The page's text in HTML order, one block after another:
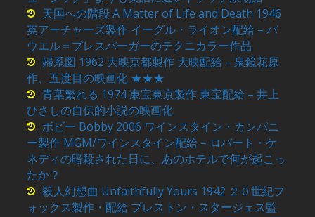
天国への階段 A Matter of Life and Death 1946
英アーチャーズ製作 イーグル・ライオン配給 – パ
ウエル＝プレスバーガーのテクニカラー作品
婦系図 1962 大映京都製作 大映配給 – 泉鏡花原
作、五度目の映画化 ★★★
青葉繁れる 1974 東宝東京製作 東宝配給 – 井上
ひさしの自伝的小説の映画化
ボビー Bobby 2006 ワインスタイン・カンパニ
ー製作 MGM/ワインスタイン配給 – ロバート・ケ
ネディの暗殺された日に、あのホテルで何が起こっ
たか？
殺人幻想曲 Unfaithfully Yours 1942 ２０世紀フ
ォックス製作・配給 プレストン・スタージェス監